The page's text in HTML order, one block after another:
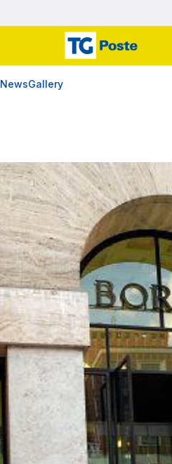
NewsGallery